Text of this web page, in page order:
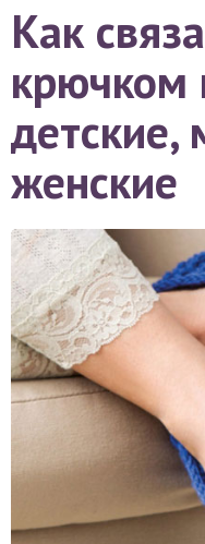
Как
крючком
детские,
женские